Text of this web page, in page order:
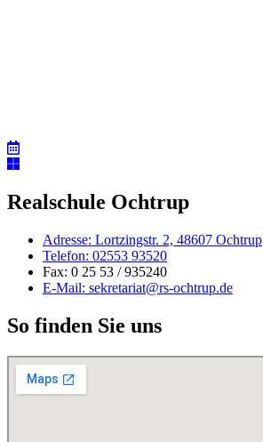
Realschule Ochtrup
Adresse: Lortzingstr. 2, 48607 Ochtrup
Telefon: 02553 93520
Fax: 0 25 53 / 935240
E-Mail: sekretariat@rs-ochtrup.de
So finden Sie uns